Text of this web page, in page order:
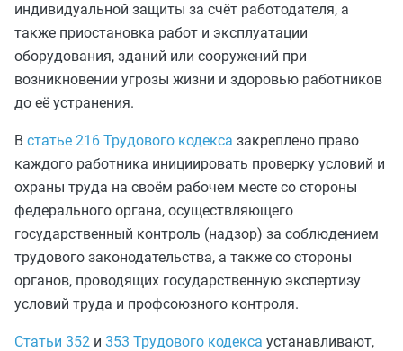
индивидуальной защиты за счёт работодателя, а
также приостановка работ и эксплуатации
оборудования, зданий или сооружений при
возникновении угрозы жизни и здоровью работников
до её устранения.
В статье 216 Трудового кодекса закреплено право
каждого работника инициировать проверку условий и
охраны труда на своём рабочем месте со стороны
федерального органа, осуществляющего
государственный контроль (надзор) за соблюдением
трудового законодательства, а также со стороны
органов, проводящих государственную экспертизу
условий труда и профсоюзного контроля.
Статьи 352 и 353 Трудового кодекса устанавливают,